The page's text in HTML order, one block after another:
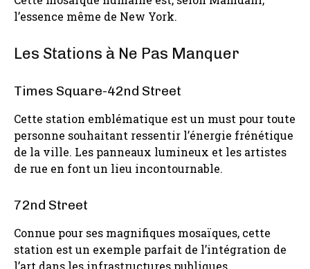
l’essence même de New York.
Les Stations à Ne Pas Manquer
Times Square-42nd Street
Cette station emblématique est un must pour toute
personne souhaitant ressentir l’énergie frénétique
de la ville. Les panneaux lumineux et les artistes
de rue en font un lieu incontournable.
72nd Street
Connue pour ses magnifiques mosaïques, cette
station est un exemple parfait de l’intégration de